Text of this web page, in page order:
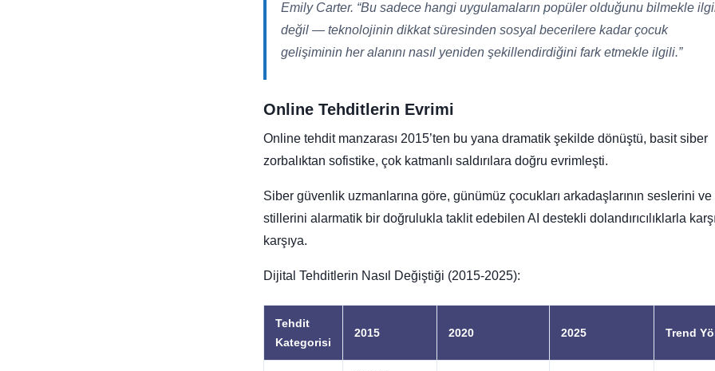
Emily Carter. “Bu sadece hangi uygulamaların popüler olduğunu bilmekle
değil — teknolojinin dikkat süresinden sosyal becerilere kadar çocuk
gelişiminin her alanını nasıl yeniden şekillendirdiğini fark etmekle ilgili.”
Online Tehditlerin Evrimi
Online tehdit manzarası 2015’ten bu yana dramatik şekilde dönüştü, basit siber
zorbalıktan sofistike, çok katmanlı saldırılara doğru evrimleşti.
Siber güvenlik uzmanlarına göre, günümüz çocukları arkadaşlarının seslerini ve
stillerini alarmatik bir doğrulukla taklit edebilen AI destekli dolandırıcılıklarla karşı
karşıya.
Dijital Tehditlerin Nasıl Değiştiği (2015-2025):
Tehdit
Kategorisi
2015 2020 2025 Trend